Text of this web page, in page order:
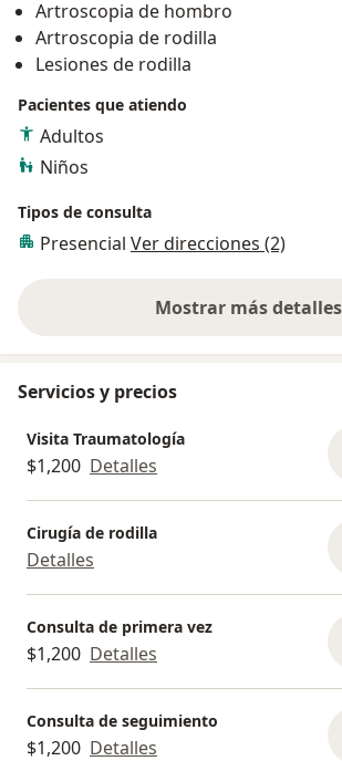
Artroscopia de hombro
Artroscopia de rodilla
Lesiones de rodilla
Pacientes que atiendo
Adultos
Niños
Tipos de consulta
Presencial Ver direcciones (2)
Mostrar más detalles
sobre la
Servicios y precios
Visita Traumatología
$1,200 Detalles
Cirugía de rodilla
Detalles
Consulta de primera vez
$1,200 Detalles
Consulta de seguimiento
$1,200 Detalles